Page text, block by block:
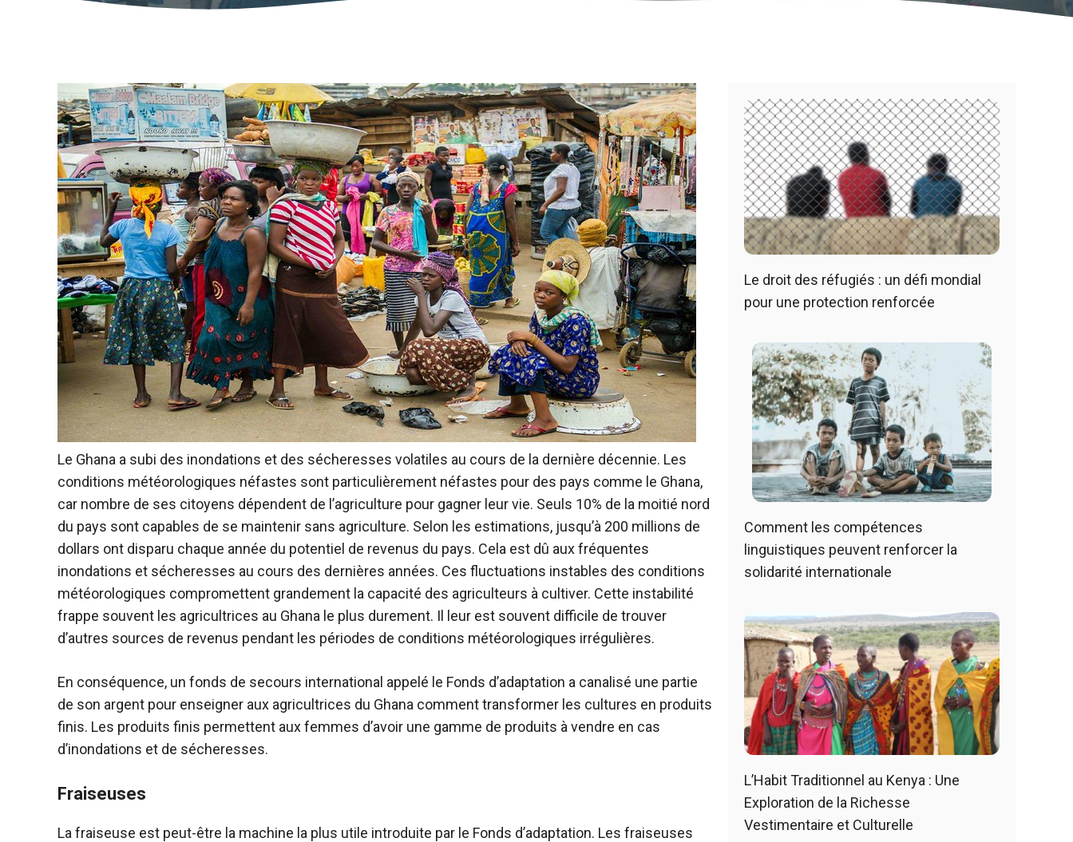
Le Ghana a subi des inondations et des sécheresses volatiles au cours de la dernière décennie. Les
conditions météorologiques néfastes sont particulièrement néfastes pour des pays comme le Ghana,
car nombre de ses citoyens dépendent de l’agriculture pour gagner leur vie. Seuls 10% de la moitié nord
du pays sont capables de se maintenir sans agriculture. Selon les estimations, jusqu’à 200 millions de
dollars ont disparu chaque année du potentiel de revenus du pays. Cela est dû aux fréquentes
inondations et sécheresses au cours des dernières années. Ces fluctuations instables des conditions
météorologiques compromettent grandement la capacité des agriculteurs à cultiver. Cette instabilité
frappe souvent les agricultrices au Ghana le plus durement. Il leur est souvent difficile de trouver
d’autres sources de revenus pendant les périodes de conditions météorologiques irrégulières.
En conséquence, un fonds de secours international appelé le Fonds d’adaptation a canalisé une partie
de son argent pour enseigner aux agricultrices du Ghana comment transformer les cultures en produits
finis. Les produits finis permettent aux femmes d’avoir une gamme de produits à vendre en cas
d’inondations et de sécheresses.
Fraiseuses
La fraiseuse est peut-être la machine la plus utile introduite par le Fonds d’adaptation. Les fraiseuses
Le droit des réfugiés : un défi mondial
pour une protection renforcée
Comment les compétences
linguistiques peuvent renforcer la
solidarité internationale
L’Habit Traditionnel au Kenya : Une
Exploration de la Richesse
Vestimentaire et Culturelle